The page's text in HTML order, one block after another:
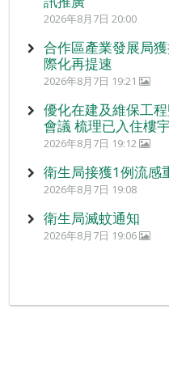
2026年8月7日 20:00
合作區產業發展局
際化再提速
2026年8月7日 19:21
優化在建及維保工
會議 梳理已入住樓
2026年8月7日 19:12
衛生局接獲1例流感
2026年8月7日 19:08
衛生局滅蚊通知
2026年8月7日 19:06